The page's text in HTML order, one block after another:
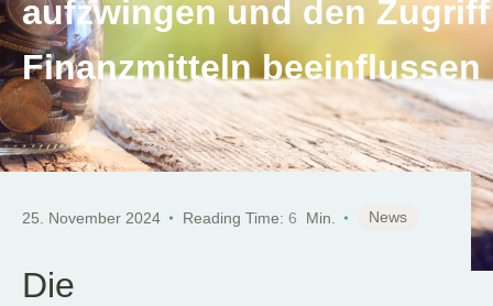
aufzwingen und den
Finanzmitteln beeinflussen
25. November 2024 Reading Time: 6 Min. News
Die